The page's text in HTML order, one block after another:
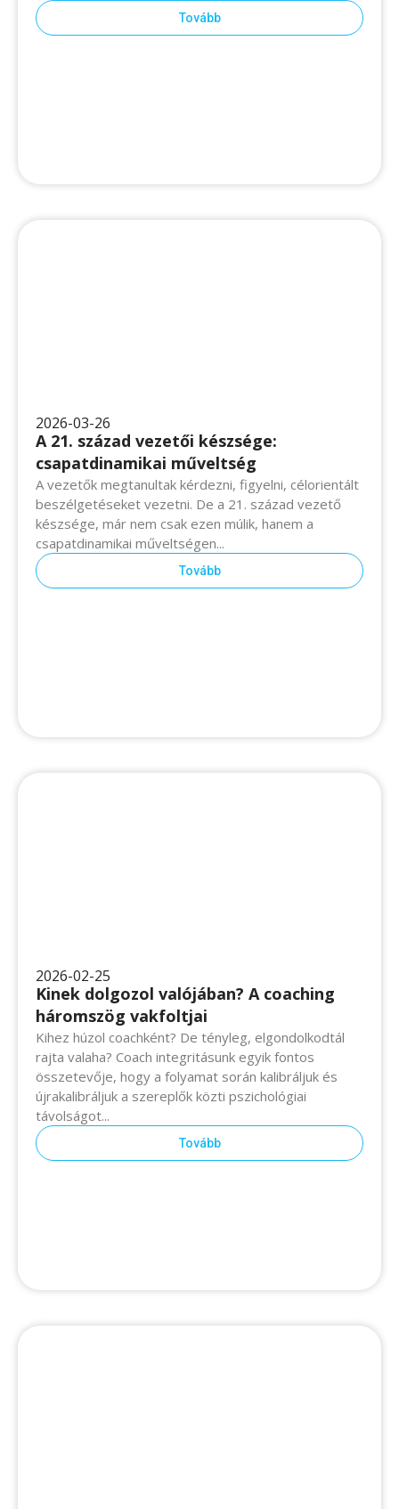
Tovább
2026-03-26
A 21. század vezetői készsége:
csapatdinamikai műveltség
A vezetők megtanultak kérdezni, figyelni, célorientált
beszélgetéseket vezetni. De a 21. század vezető
készsége, már nem csak ezen múlik, hanem a
csapatdinamikai műveltségen...
Tovább
2026-02-25
Kinek dolgozol valójában? A coaching
háromszög vakfoltjai
Kihez húzol coachként? De tényleg, elgondolkodtál rajta
valaha? Coach integritásunk egyik fontos összetevője,
hogy a folyamat során kalibráljuk és újrakalibráljuk a
szereplők közti pszichológiai távolságot...
Tovább